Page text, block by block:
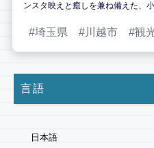
ンスタ映えと癒しを兼ね備えた、
埼玉県 川越市 観
言語